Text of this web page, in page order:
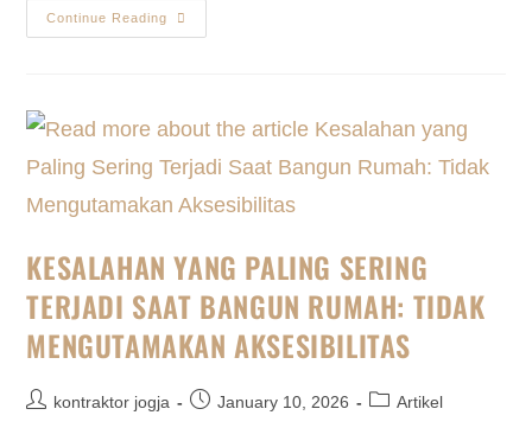
Continue Reading
KESALAHAN YANG PALING SERING
TERJADI SAAT BANGUN RUMAH: TIDAK
MENGUTAMAKAN AKSESIBILITAS
kontraktor jogja January 10, 2026 Artikel